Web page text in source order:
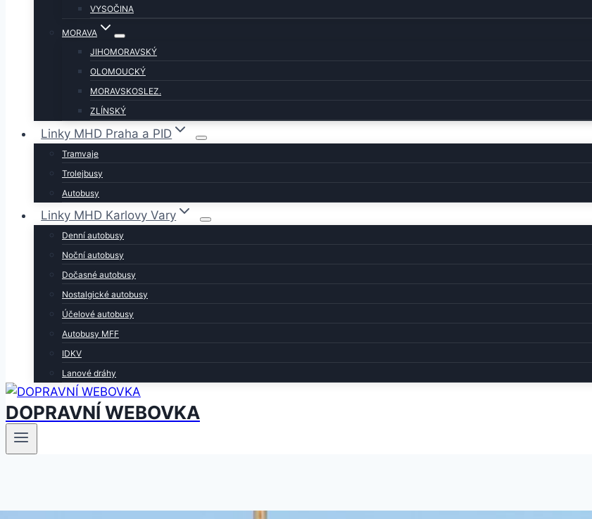
VYSOČINA
MORAVA
JIHOMORAVSKÝ
OLOMOUCKÝ
MORAVSKOSLEZ.
ZLÍNSKÝ
Linky MHD Praha a PID
Tramvaje
Trolejbusy
Autobusy
Linky MHD Karlovy Vary
Denní autobusy
Noční autobusy
Dočasné autobusy
Nostalgické autobusy
Účelové autobusy
Autobusy MFF
IDKV
Lanové dráhy
DOPRAVNÍ WEBOVKA